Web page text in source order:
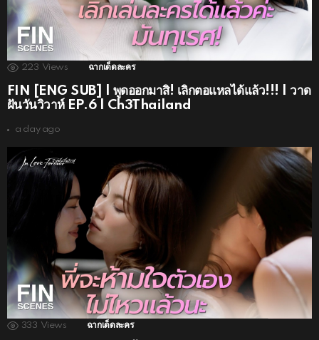
223 Views ฉากเด็ดละคร
FIN [ENG SUB] | พูดออกมาสิ! เลิกตอแหลได้แล้ว!!! | วาด
ฝันวันวิวาห์ EP.6 | Ch3Thailand
a day ago
333 Views ฉากเด็ดละคร